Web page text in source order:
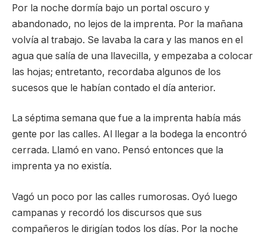
Por la noche dormía bajo un portal oscuro y
abandonado, no lejos de la imprenta. Por la mañana
volvía al trabajo. Se lavaba la cara y las manos en el
agua que salía de una llavecilla, y empezaba a colocar
las hojas; entretanto, recordaba algunos de los
sucesos que le habían contado el día anterior.
La séptima semana que fue a la imprenta había más
gente por las calles. Al llegar a la bodega la encontró
cerrada. Llamó en vano. Pensó entonces que la
imprenta ya no existía.
Vagó un poco por las calles rumorosas. Oyó luego
campanas y recordó los discursos que sus
compañeros le dirigían todos los días. Por la noche